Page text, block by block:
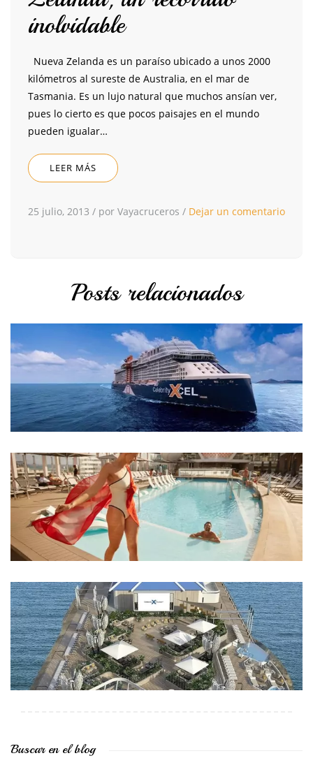
inolvidable
Nueva Zelanda es un paraíso ubicado a unos 2000
kilómetros al sureste de Australia, en el mar de
Tasmania. Es un lujo natural que muchos ansían ver,
pues lo cierto es que pocos paisajes en el mundo
pueden igualar…
LEER MÁS
25 julio, 2013 / por Vayacruceros / Dejar un comentario
Posts relacionados
Buscar en el blog